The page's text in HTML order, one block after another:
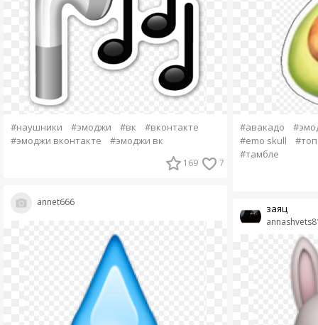
#наушники #эмоджи #вк
#вконтакте
#эмоджи вконтакте
#эмоджи вк
169 7
annet666
#авакадо
#emo skull
#топ
#тамбле
заяц